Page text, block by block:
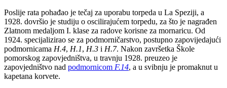
Poslije rata pohađao je tečaj za uporabu torpeda u La Speziji, a
1928. dovršio je studiju o oscilirajućem torpedu, za što je nagrađen
Zlatnom medaljom I. klase za radove korisne za mornaricu. Od
1924. specijalizirao se za podmorničarstvo, postupno zapovijedajući
podmornicama H.4, H.1, H.3 i H.7. Nakon završetka Škole
pomorskog zapovjedništva, u travnju 1928. preuzeo je
zapovjedništvo nad podmornicom F.14, a u svibnju je promaknut u
kapetana korvete.